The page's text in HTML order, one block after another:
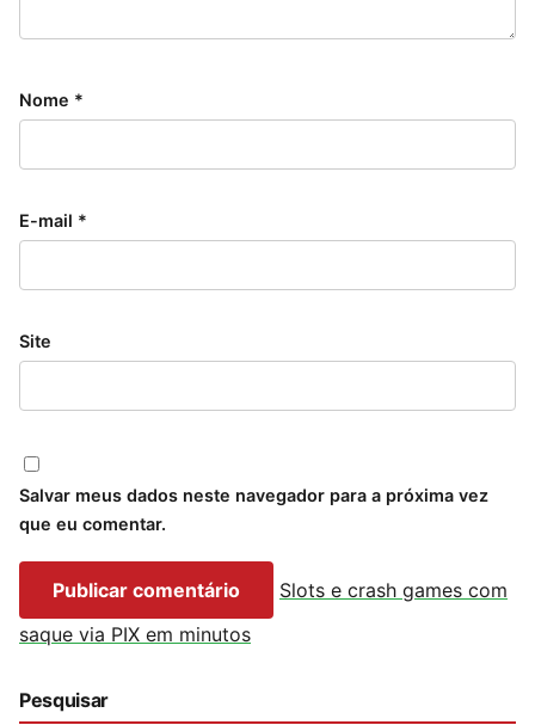
Nome *
E-mail *
Site
Salvar meus dados neste navegador para a próxima vez
que eu comentar.
Slots e crash games com
saque via PIX em minutos
Pesquisar